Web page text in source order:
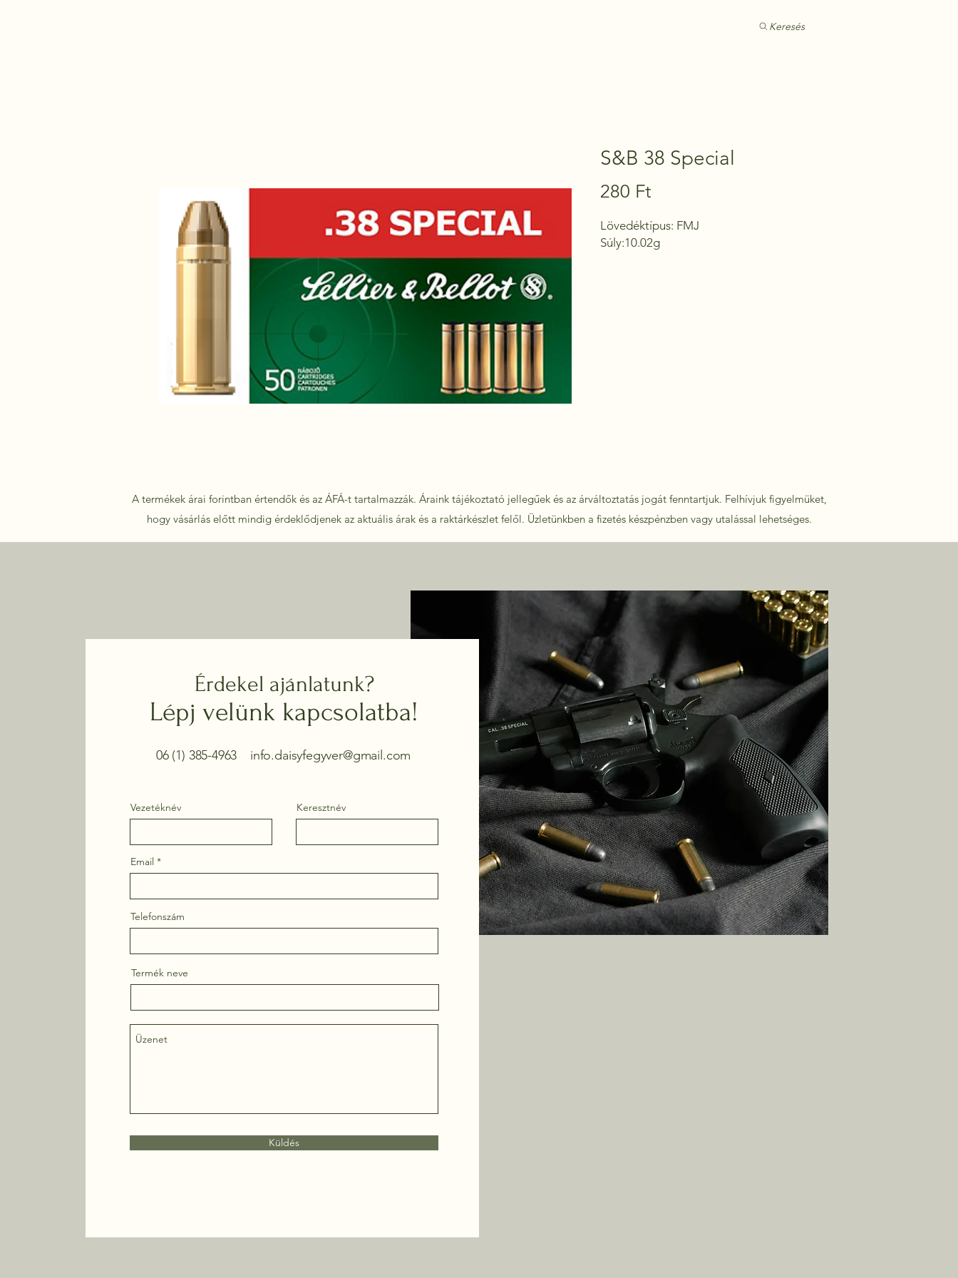
Keresés
S&B 38 Special
280 Ft
Lövedéktípus: FMJ
Súly:10.02g
A termékek árai forintban értendők és az ÁFÁ-t tartalmazzák. Áraink tájékoztató jellegűek és az árváltoztatás jogát fenntartjuk. Felhívjuk figyelmüket,
hogy vásárlás előtt mindig érdeklődjenek az aktuális árak és a raktárkészlet felől. Üzletünkben a fizetés készpénzben vagy utalással lehetséges.
Érdekel ajánlatunk?
Lépj velünk kapcsolatba!
06 (1) 385-4963 info.daisyfegyver@gmail.com
Vezetéknév Keresztnév
Email
Telefonszám
Termék neve
Küldés